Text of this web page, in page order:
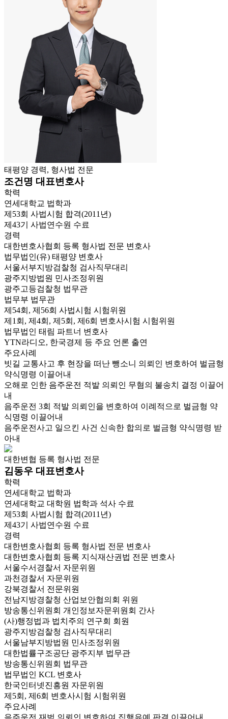
태평양 경력, 형사법 전문
조건명 대표변호사
학력
연세대학교 법학과
제53회 사법시험 합격(2011년)
제43기 사법연수원 수료
경력
대한변호사협회 등록 형사법 전문 변호사
법무법인(유) 태평양 변호사
서울서부지방검찰청 검사직무대리
광주지방법원 민사조정위원
광주고등검찰청 법무관
법무부 법무관
제54회, 제56회 사법시험 시험위원
제1회, 제4회, 제5회, 제6회 변호사시험 시험위원
법무법인 태림 파트너 변호사
YTN라디오, 한국경제 등 주요 언론 출연
주요사례
빗길 교통사고 후 현장을 떠난 뺑소니 의뢰인 변호하여 벌금형
약식명령 이끌어내
오해로 인한 음주운전 적발 의뢰인 무혐의 불송치 결정 이끌어
내
음주운전 3회 적발 의뢰인을 변호하여 이례적으로 벌금형 약
식명령 이끌어내
음주운전사고 일으킨 사건 신속한 합의로 벌금형 약식명령 받
아내
대한변협 등록 형사법 전문
김동우 대표변호사
학력
연세대학교 법학과
연세대학교 대학원 법학과 석사 수료
제53회 사법시험 합격(2011년)
제43기 사법연수원 수료
경력
대한변호사협회 등록 형사법 전문 변호사
대한변호사협회 등록 지식재산권법 전문 변호사
서울수서경찰서 자문위원
과천경찰서 자문위원
강북경찰서 전문위원
전남지방경찰청 산업보안협의회 위원
방송통신위원회 개인정보자문위원회 간사
(사)행정법과 법치주의 연구회 회원
광주지방검찰청 검사직무대리
서울남부지방법원 민사조정위원
대한법률구조공단 광주지부 법무관
방송통신위원회 법무관
법무법인 KCL 변호사
한국인터넷진흥원 자문위원
제5회, 제6회 변호사시험 시험위원
주요사례
음주운전 재범 의뢰인 변호하여 집행유예 판결 이끌어내